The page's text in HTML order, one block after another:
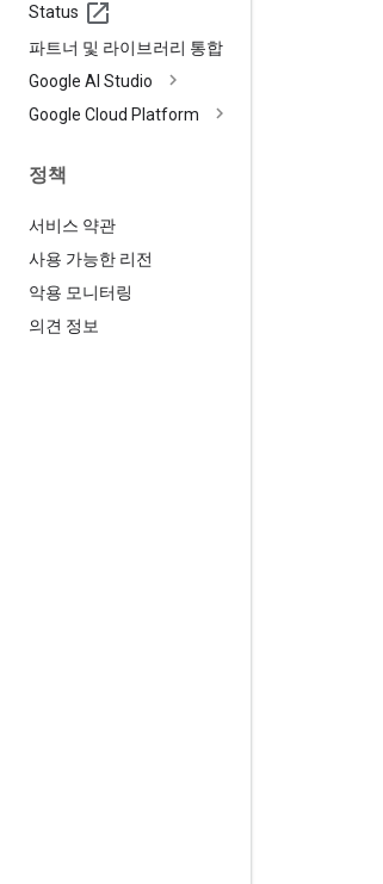
Status
파트너 및 라이브러리 통합
Google AI Studio
Google Cloud Platform
정책
서비스 약관
사용 가능한 리전
악용 모니터링
의견 정보